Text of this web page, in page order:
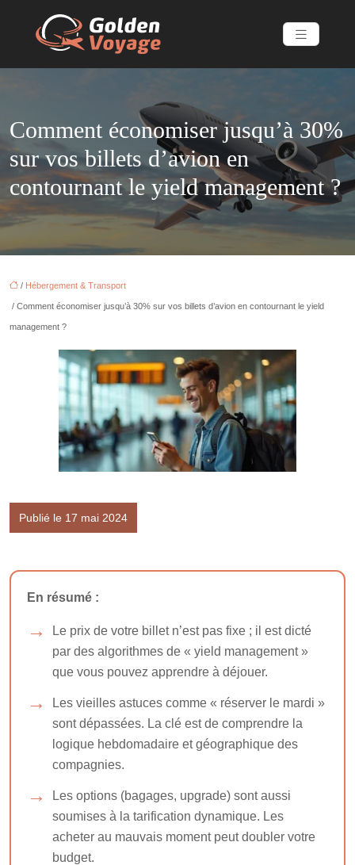
Comment économiser jusqu’à 30%
sur vos billets d’avion en
contournant le yield management ?
/ Hébergement & Transport
/ Comment économiser jusqu’à 30% sur vos billets d’avion en contournant le yield
management ?
Publié le 17 mai 2024
En résumé :
Le prix de votre billet n’est pas fixe ; il est dicté
par des algorithmes de « yield management »
que vous pouvez apprendre à déjouer.
Les vieilles astuces comme « réserver le mardi »
sont dépassées. La clé est de comprendre la
logique hebdomadaire et géographique des
compagnies.
Les options (bagages, upgrade) sont aussi
soumises à la tarification dynamique. Les
acheter au mauvais moment peut doubler votre
budget.